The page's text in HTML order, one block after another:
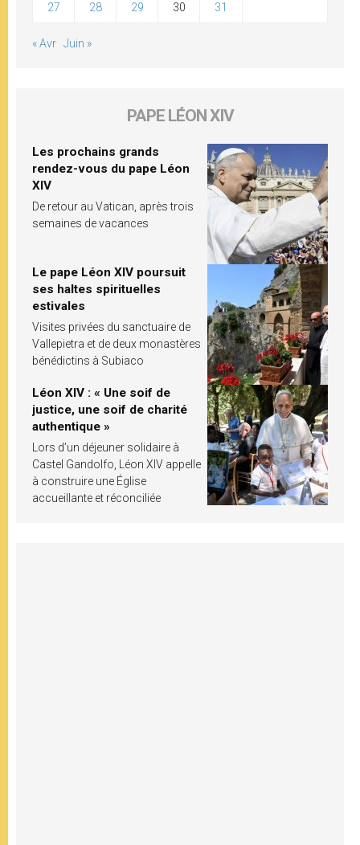
27 28 29 30 31
« Avr Juin »
PAPE LÉON XIV
Les prochains grands
rendez-vous du pape Léon
XIV
De retour au Vatican, après trois
semaines de vacances
Le pape Léon XIV poursuit
ses haltes spirituelles
estivales
Visites privées du sanctuaire de
Vallepietra et de deux monastères
bénédictins à Subiaco
Léon XIV : « Une soif de
justice, une soif de charité
authentique »
Lors d’un déjeuner solidaire à
Castel Gandolfo, Léon XIV appelle
à construire une Église
accueillante et réconciliée